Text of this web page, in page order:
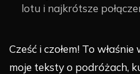
lotu i najkrótsze
Cześć i czołem! To
moje teksty o podróżach,